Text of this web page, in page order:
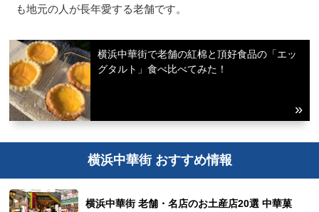
も地元の人が長年愛する老舗です。
横浜中華街で老舗の紅棉と頂好食品の「エッ
グタルト」食べ比べてみた！
横浜中華街 おすすめ情報
横浜中華街 老舗・名店のお土産店20選 中華菓